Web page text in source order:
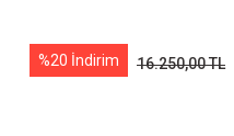
%20 İndirim 16.250,00 TL